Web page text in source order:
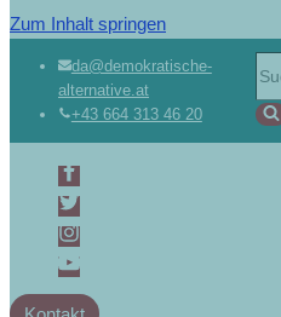
Zum Inhalt springen
da@demokratische-
alternative.at
+43 664 313 46 20